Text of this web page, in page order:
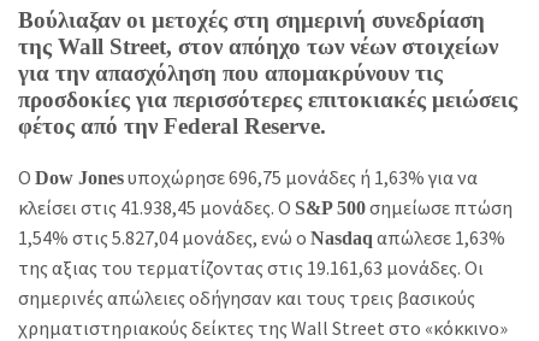
Βούλιαξαν οι μετοχές στη σημερινή συνεδρίαση
της Wall Street, στον απόηχο των νέων στοιχείων
για την απασχόληση που απομακρύνουν τις
προσδοκίες για περισσότερες επιτοκιακές μειώσεις
φέτος από την Federal Reserve.
Ο Dow Jonesυποχώρησε 696,75 μονάδες ή 1,63% για να
κλείσει στις 41.938,45 μονάδες. Ο S&P 500σημείωσε πτώση
1,54% στις 5.827,04 μονάδες, ενώ ο Nasdaq απώλεσε 1,63%
της αξιας του τερματίζοντας στις 19.161,63 μονάδες. Οι
σημερινές απώλειες οδήγησαν και τους τρεις βασικούς
χρηματιστηριακούς δείκτες της Wall Street στο «κόκκινο»